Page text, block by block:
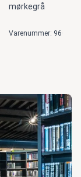
mørkegrå
Varenummer: 96000